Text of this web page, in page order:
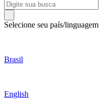
Selecione seu país/linguagem
Brasil
English